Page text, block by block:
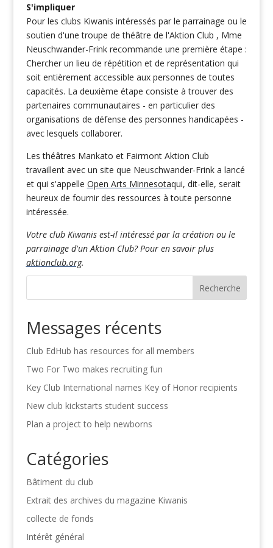
S'impliquer
Pour les clubs Kiwanis intéressés par le parrainage ou le
soutien d'une troupe de théâtre de l'Aktion Club , Mme
Neuschwander-Frink recommande une première étape :
Chercher un lieu de répétition et de représentation qui
soit entièrement accessible aux personnes de toutes
capacités. La deuxième étape consiste à trouver des
partenaires communautaires - en particulier des
organisations de défense des personnes handicapées -
avec lesquels collaborer.
Les théâtres Mankato et Fairmont Aktion Club
travaillent avec un site que Neuschwander-Frink a lancé
et qui s'appelle Open Arts Minnesotaqui, dit-elle, serait
heureux de fournir des ressources à toute personne
intéressée.
Votre club Kiwanis est-il intéressé par la création ou le
parrainage d'un Aktion Club? Pour en savoir plus
aktionclub.org.
Recherche
Messages récents
Club EdHub has resources for all members
Two For Two makes recruiting fun
Key Club International names Key of Honor recipients
New club kickstarts student success
Plan a project to help newborns
Catégories
Bâtiment du club
Extrait des archives du magazine Kiwanis
collecte de fonds
Intérêt général